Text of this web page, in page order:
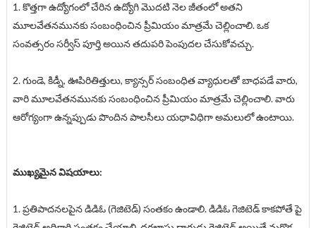
1. కొత్తగా ఉద్యోగంలో చేరిన ఉద్యోగి మొదటి నెల జీతంలో అతని
మూలవేతనమునకు సంబంధించిన ప్రీమియం మాత్రమే చెల్లించాలి. ఒక
సంవత్సరం సర్వీస్ పూర్తి అయిన తదుపరి పెంపుదల చేసుకోవచ్చు.
2. గుండె, కిడ్నీ, ఊపిరితిత్తులు, క్యాన్సర్ సంబంధిత వ్యాధులతో బాధపడే వారు,
వారి మూలవేతనమునకు సంబంధించిన ప్రీమియం మాత్రమే చెల్లించాలి. వారు
ఆరోగ్యంగా ఉన్నప్పుడు పొందిన పాలసీలు యధావిధిగా అమలులో ఉంటాయి.
ముఖ్యమైన విషయాలు:
1. ప్రతిపాదనలపైన డిడిఓ (గెజిటెడ్) సంతకం ఉండాలి. డిడిఓ గెజిటెడ్ కాకపోతే పై